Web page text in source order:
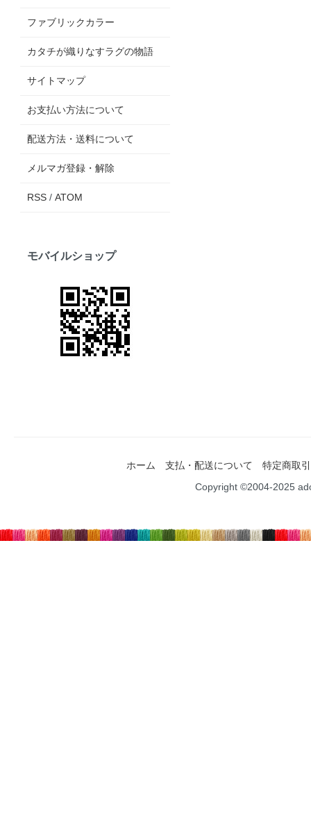
ファブリックカラー
カタチが織りなすラグの物語
サイトマップ
お支払い方法について
配送方法・送料について
メルマガ登録・解除
RSS / ATOM
モバイルショップ
ホーム 支払・配送について
特定商取
Copyright ©2004-2025